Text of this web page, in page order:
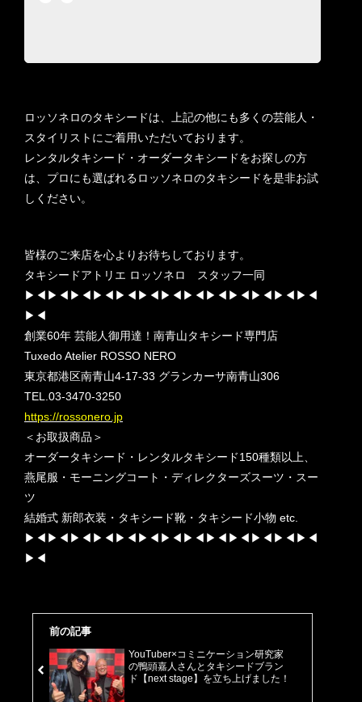
ロッソネロのタキシードは、上記の他にも多くの芸能人・
スタイリストにご着用いただいております。
レンタルタキシード・オーダータキシードをお探しの方
は、プロにも選ばれるロッソネロのタキシードを是非お試
しください。
皆様のご来店を心よりお待ちしております。
タキシードアトリエ ロッソネロ スタッフ一同
▶︎◀︎▶︎◀︎▶︎◀︎▶︎◀︎▶︎◀︎▶︎◀︎▶︎◀︎▶︎◀︎▶︎◀︎▶︎◀︎▶︎◀︎▶︎◀︎▶︎◀︎
▶︎◀︎
創業60年 芸能人御用達！南青山タキシード専門店
Tuxedo Atelier ROSSO NERO
東京都港区南青山4-17-33 グランカーサ南青山306
TEL.03-3470-3250
https://rossonero.jp
＜お取扱商品＞
オーダータキシード・レンタルタキシード150種類以上、
燕尾服・モーニングコート・ディレクターズスーツ・スー
ツ
結婚式 新郎衣装・タキシード靴・タキシード小物 etc.
▶︎◀︎▶︎◀︎▶︎◀︎▶︎◀︎▶︎◀︎▶︎◀︎▶︎◀︎▶︎◀︎▶︎◀︎▶︎◀︎▶︎◀︎▶︎◀︎▶︎◀︎
▶︎◀︎
前の記事
YouTuber×コミニケーション研究家
の鴨頭嘉人さんとタキシードブラン
ド【next stage】を立ち上げました！